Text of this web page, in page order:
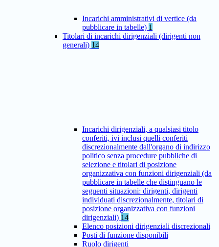
Incarichi amministrativi di vertice (da
pubblicare in tabelle) 1
Titolari di incarichi dirigenziali (dirigenti non
generali) 14
Incarichi dirigenziali, a qualsiasi titolo
conferiti, ivi inclusi quelli conferiti
discrezionalmente dall'organo di indirizzo
politico senza procedure pubbliche di
selezione e titolari di posizione
organizzativa con funzioni dirigenziali (da
pubblicare in tabelle che distinguano le
seguenti situazioni: dirigenti, dirigenti
individuati discrezionalmente, titolari di
posizione organizzativa con funzioni
dirigenziali) 14
Elenco posizioni dirigenziali discrezionali
Posti di funzione disponibili
Ruolo dirigenti